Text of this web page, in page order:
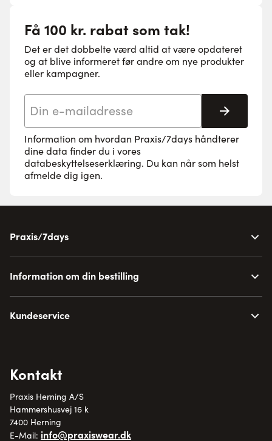
Få 100 kr. rabat som tak!
Det er det dobbelte værd altid at være opdateret
og at blive informeret før andre om nye produkter
eller kampagner.
Tilmeld
Information om hvordan Praxis/7days håndterer
dine data finder du i vores
databeskyttelseserklæring. Du kan når som helst
afmelde dig igen.
Praxis/7days
Information om din bestilling
Kundeservice
Kontakt
Praxis Herning A/S
Hammershusvej 16 k
7400 Herning
E-Mail: info@praxiswear.dk